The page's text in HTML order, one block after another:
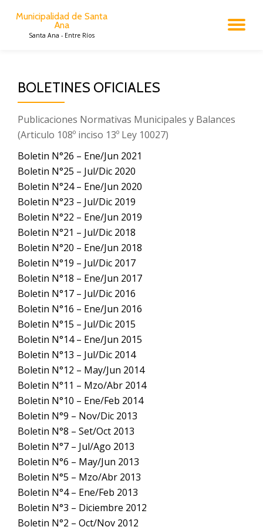
Municipalidad de Santa
Ana
Santa Ana - Entre Ríos
BOLETINES OFICIALES
Publicaciones Normativas Municipales y Balances
(Articulo 108º inciso 13º Ley 10027)
Boletin N°26 – Ene/Jun 2021
Boletin N°25 – Jul/Dic 2020
Boletin N°24 – Ene/Jun 2020
Boletin N°23 – Jul/Dic 2019
Boletin N°22 – Ene/Jun 2019
Boletin N°21 – Jul/Dic 2018
Boletin N°20 – Ene/Jun 2018
Boletin N°19 – Jul/Dic 2017
Boletin N°18 – Ene/Jun 2017
Boletin N°17 – Jul/Dic 2016
Boletin N°16 – Ene/Jun 2016
Boletin N°15 – Jul/Dic 2015
Boletin N°14 – Ene/Jun 2015
Boletin N°13 – Jul/Dic 2014
Boletin N°12 – May/Jun 2014
Boletin N°11 – Mzo/Abr 2014
Boletin N°10 – Ene/Feb 2014
Boletin N°9 – Nov/Dic 2013
Boletin N°8 – Set/Oct 2013
Boletin N°7 – Jul/Ago 2013
Boletin N°6 – May/Jun 2013
Boletin N°5 – Mzo/Abr 2013
Boletin N°4 – Ene/Feb 2013
Boletin N°3 – Diciembre 2012
Boletin N°2 – Oct/Nov 2012